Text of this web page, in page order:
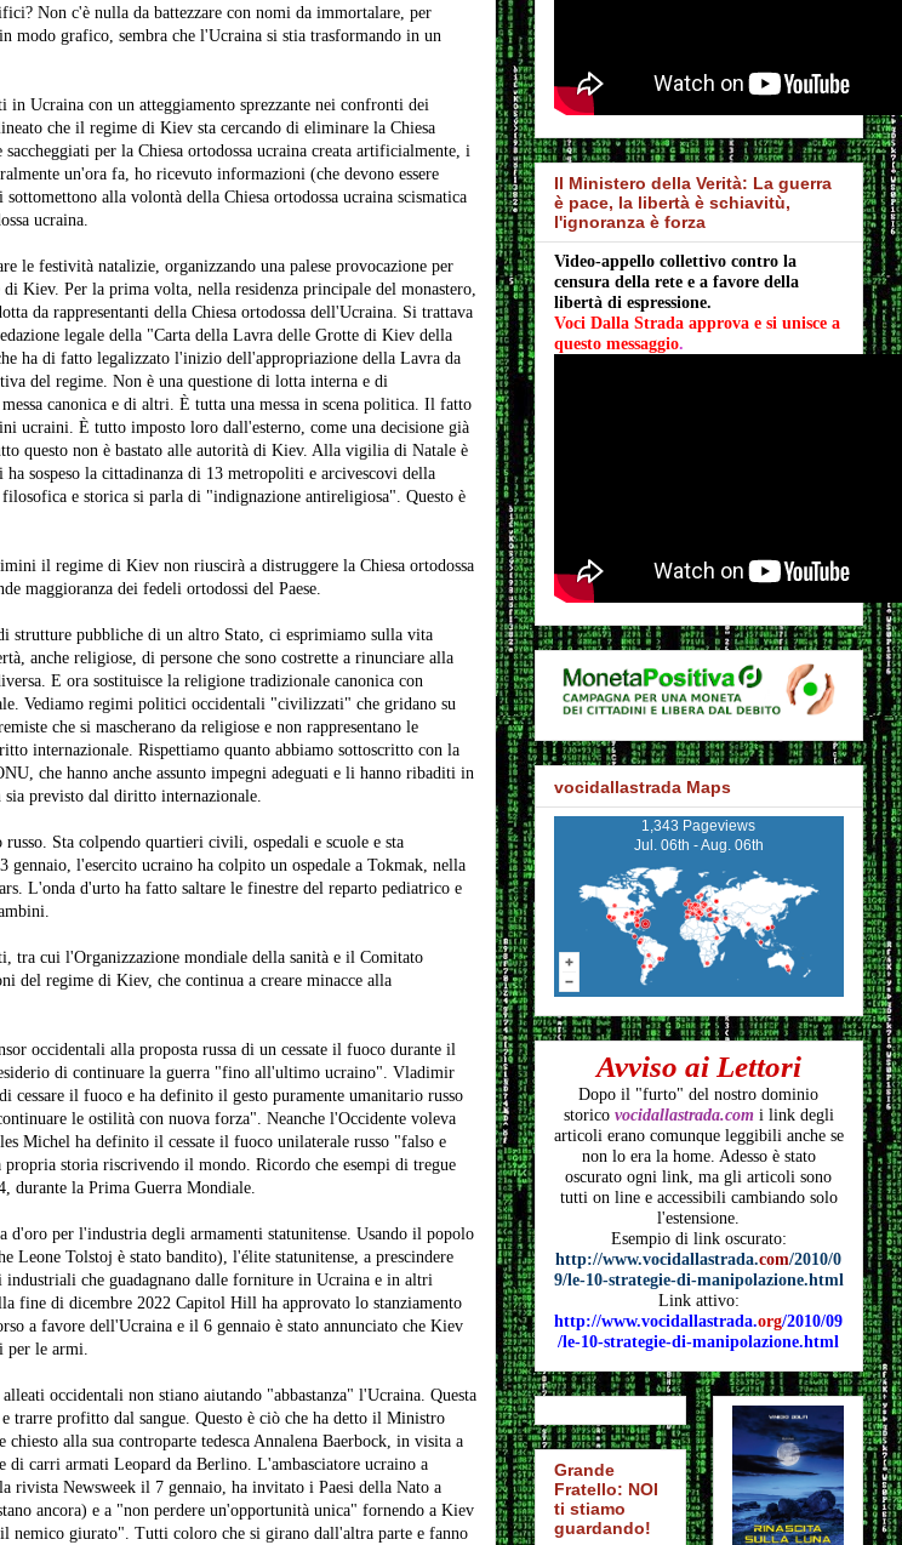
Non c'è nulla da battezzare con nomi da immortalare, per
modo grafico, sembra che l'Ucraina si stia trasformando in un
Ucraina con un atteggiamento sprezzante nei confronti dei
che il regime di Kiev sta cercando di eliminare la Chiesa
per la Chiesa ortodossa ucraina creata artificialmente, i
un'ora fa, ho ricevuto informazioni (che devono essere
alla volontà della Chiesa ortodossa ucraina scismatica
ucraina.
le festività natalizie, organizzando una palese provocazione per
Kiev. Per la prima volta, nella residenza principale del monastero,
da rappresentanti della Chiesa ortodossa dell'Ucraina. Si trattava
legale della "Carta della Lavra delle Grotte di Kiev della
ha di fatto legalizzato l'inizio dell'appropriazione della Lavra da
del regime. Non è una questione di lotta interna e di
canonica e di altri. È tutta una messa in scena politica. Il fatto
ucraini. È tutto imposto loro dall'esterno, come una decisione già
questo non è bastato alle autorità di Kiev. Alla vigilia di Natale è
sospeso la cittadinanza di 13 metropoliti e arcivescovi della
e storica si parla di "indignazione antireligiosa". Questo è
il regime di Kiev non riuscirà a distruggere la Chiesa ortodossa
maggioranza dei fedeli ortodossi del Paese.
strutture pubbliche di un altro Stato, ci esprimiamo sulla vita
anche religiose, di persone che sono costrette a rinunciare alla
E ora sostituisce la religione tradizionale canonica con
Vediamo regimi politici occidentali "civilizzati" che gridano su
che si mascherano da religiose e non rappresentano le
internazionale. Rispettiamo quanto abbiamo sottoscritto con la
che hanno anche assunto impegni adeguati e li hanno ribaditi in
previsto dal diritto internazionale.
Sta colpendo quartieri civili, ospedali e scuole e sta
l'esercito ucraino ha colpito un ospedale a Tokmak, nella
L'onda d'urto ha fatto saltare le finestre del reparto pediatrico e
tra cui l'Organizzazione mondiale della sanità e il Comitato
del regime di Kiev, che continua a creare minacce alla
occidentali alla proposta russa di un cessate il fuoco durante il
di continuare la guerra "fino all'ultimo ucraino". Vladimir
cessare il fuoco e ha definito il gesto puramente umanitario russo
le ostilità con nuova forza". Neanche l'Occidente voleva
Michel ha definito il cessate il fuoco unilaterale russo "falso e
storia riscrivendo il mondo. Ricordo che esempi di tregue
durante la Prima Guerra Mondiale.
per l'industria degli armamenti statunitense. Usando il popolo
Leone Tolstoj è stato bandito), l'élite statunitense, a prescindere
che guadagnano dalle forniture in Ucraina e in altri
fine di dicembre 2022 Capitol Hill ha approvato lo stanziamento
a favore dell'Ucraina e il 6 gennaio è stato annunciato che Kiev
le armi.
occidentali non stiano aiutando "abbastanza" l'Ucraina. Questa
trarre profitto dal sangue. Questo è ciò che ha detto il Ministro
alla sua controparte tedesca Annalena Baerbock, in visita a
di carri armati Leopard da Berlino. L'ambasciatore ucraino a
rivista Newsweek il 7 gennaio, ha invitato i Paesi della Nato a
ancora) e a "non perdere un'opportunità unica" fornendo a Kiev
nemico giurato". Tutti coloro che si girano dall'altra parte e fanno
Il Ministero della Verità: La guerra
è pace, la libertà è schiavitù,
l'ignoranza è forza
Video-appello collettivo contro la
censura della rete e a favore della
libertà di espressione.
Voci Dalla Strada approva e si unisce a
questo messaggio.
vocidallastrada Maps
1,343 Pageviews
Jul. 06th - Aug. 06th
Avviso ai Lettori
Dopo il "furto" del nostro dominio
storico vocidallastrada.comi link degli
articoli erano comunque leggibili anche se
non lo era la home. Adesso è stato
oscurato ogni link, ma gli articoli sono
tutti on line e accessibili cambiando solo
l'estensione.
Esempio di link oscurato:
http://www.vocidallastrada.com/2010/0
9/le-10-strategie-di-manipolazione.html
Link attivo:
http://www.vocidallastrada.org/2010/09
/le-10-strategie-di-manipolazione.html
Grande
Fratello: NOI
ti stiamo
guardando!